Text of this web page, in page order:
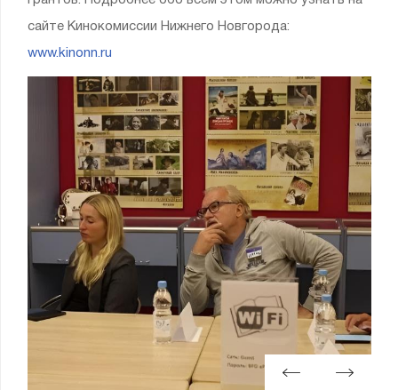
сайте Кинокомиссии Нижнего Новгорода:
www.kinonn.ru